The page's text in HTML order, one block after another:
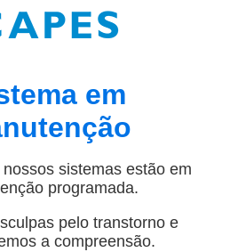
em
sistemas estão em
programada.
pelo transtorno e
a compreensão.